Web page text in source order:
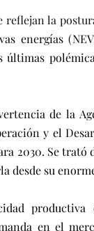
la
energías
de la
y el
2030. Se
desde su
en el